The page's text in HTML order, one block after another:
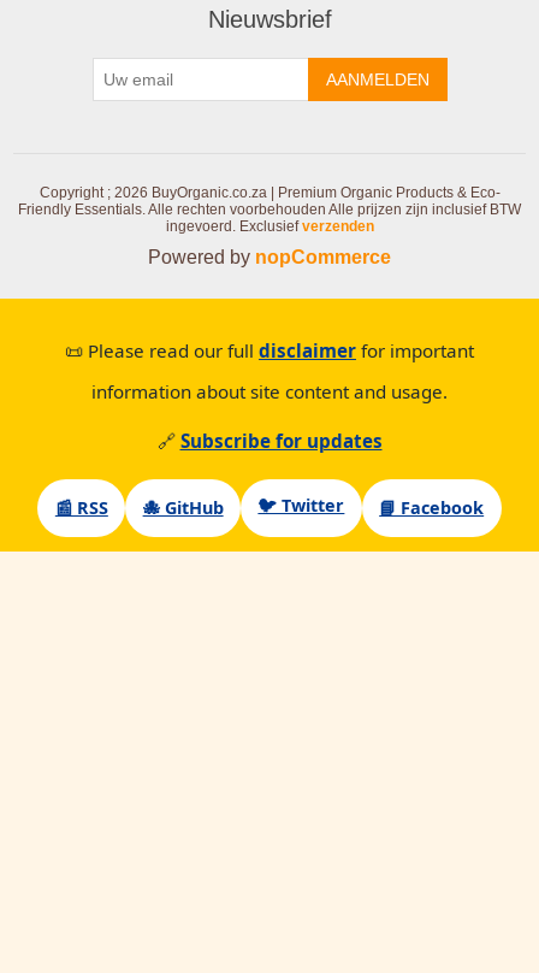
Nieuwsbrief
AANMELDEN
Copyright ; 2026 BuyOrganic.co.za | Premium Organic Products & Eco-
Friendly Essentials. Alle rechten voorbehouden Alle prijzen zijn inclusief BTW
ingevoerd. Exclusiefverzenden
Powered by nopCommerce
📜 Please read our full disclaimer for important
information about site content and usage.
🔗 Subscribe for updates
📰 RSS 🐙 GitHub 🐦 Twitter 📘 Facebook